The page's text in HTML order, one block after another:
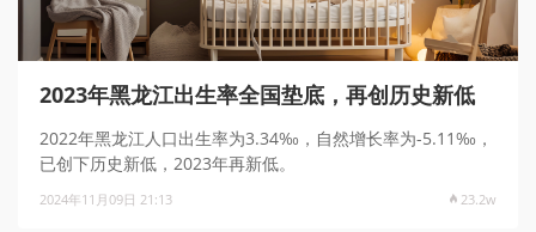
2023年黑龙江出生率全国垫底，再创历史新低
2022年黑龙江人口出生率为3.34‰，自然增长率为-5.11‰，
已创下历史新低，2023年再新低。
2024年11月09日 21:13 23.2w